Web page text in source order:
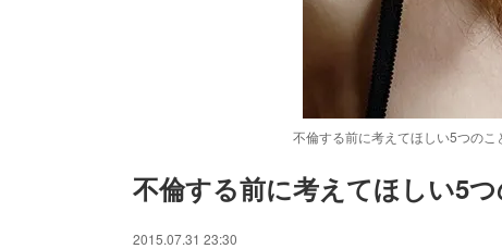
不倫する前に考えてほしい5つのこ
不倫する前に考えてほしい5つ
2015.07.31 23:30